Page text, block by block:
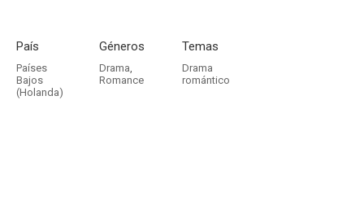
País
Países
Bajos
(Holanda)
Géneros
Drama,
Romance
Temas
Drama
romántico